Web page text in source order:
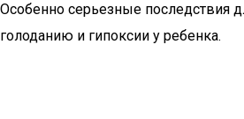
Особенно серьезные последствия
голоданию и гипоксии у ребенка.